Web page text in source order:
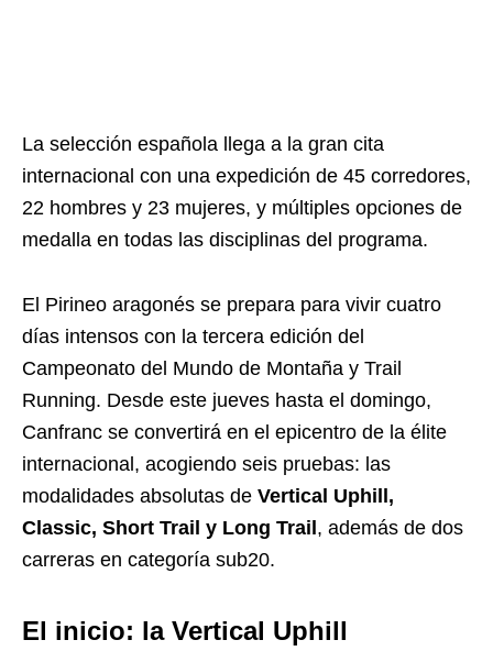
La selección española llega a la gran cita
internacional con una expedición de 45 corredores,
22 hombres y 23 mujeres, y múltiples opciones de
medalla en todas las disciplinas del programa.
El Pirineo aragonés se prepara para vivir cuatro
días intensos con la tercera edición del
Campeonato del Mundo de Montaña y Trail
Running. Desde este jueves hasta el domingo,
Canfranc se convertirá en el epicentro de la élite
internacional, acogiendo seis pruebas: las
modalidades absolutas de Vertical Uphill,
Classic, Short Trail y Long Trail , además de dos
carreras en categoría sub20.
El inicio: la Vertical Uphill